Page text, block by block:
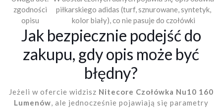
zgodności
opisu
piłkarskiego adidas (turf, sznurowane, syntetyk,
kolor biały), co nie pasuje do czołówki
Jak bezpiecznie podejść do
zakupu, gdy opis może być
błędny?
Jeżeli w ofercie widzisz Nitecore Czołówka Nu10 160
Lumenów, ale jednocześnie pojawiają się parametry